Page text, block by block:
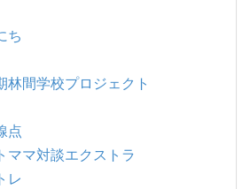
ち
間学校プロジェクト
点
ママ対談エクストラ
レ